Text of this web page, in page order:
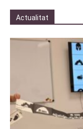
Actualitat